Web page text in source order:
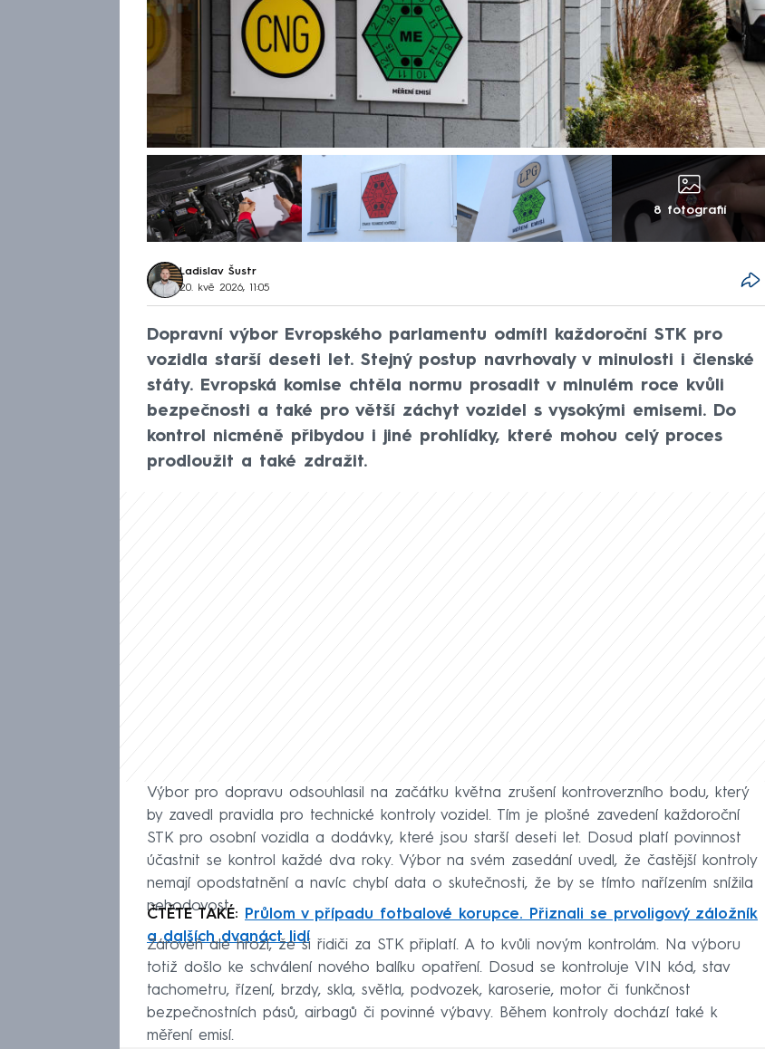
8 fotografií
Ladislav Šustr
20. kvě 2026, 11:05
Dopravní výbor Evropského parlamentu odmítl každoroční STK pro
vozidla starší deseti let. Stejný postup navrhovaly v minulosti i členské
státy. Evropská komise chtěla normu prosadit v minulém roce kvůli
bezpečnosti a také pro větší záchyt vozidel s vysokými emisemi. Do
kontrol nicméně přibydou i jiné prohlídky, které mohou celý proces
prodloužit a také zdražit.
Výbor pro dopravu odsouhlasil na začátku května zrušení kontroverzního bodu, který
by zavedl pravidla pro technické kontroly vozidel. Tím je plošné zavedení každoroční
STK pro osobní vozidla a dodávky, které jsou starší deseti let. Dosud platí povinnost
účastnit se kontrol každé dva roky. Výbor na svém zasedání uvedl, že častější kontroly
nemají opodstatnění a navíc chybí data o skutečnosti, že by se tímto nařízením snížila
nehodovost.
ČTĚTE TAKÉ:
Průlom v případu fotbalové korupce. Přiznali se prvoligový záložník
a dalších dvanáct lidí
Zároveň ale hrozí, že si řidiči za STK připlatí. A to kvůli novým kontrolám. Na výboru
totiž došlo ke schválení nového balíku opatření. Dosud se kontroluje VIN kód, stav
tachometru, řízení, brzdy, skla, světla, podvozek, karoserie, motor či funkčnost
bezpečnostních pásů, airbagů či povinné výbavy. Během kontroly dochází také k
měření emisí.